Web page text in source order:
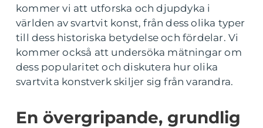
kommer vi att utforska och djupdyka i
världen av svartvit konst, från dess olika typer
till dess historiska betydelse och fördelar. Vi
kommer också att undersöka mätningar om
dess popularitet och diskutera hur olika
svartvita konstverk skiljer sig från varandra.
En övergripande, grundlig